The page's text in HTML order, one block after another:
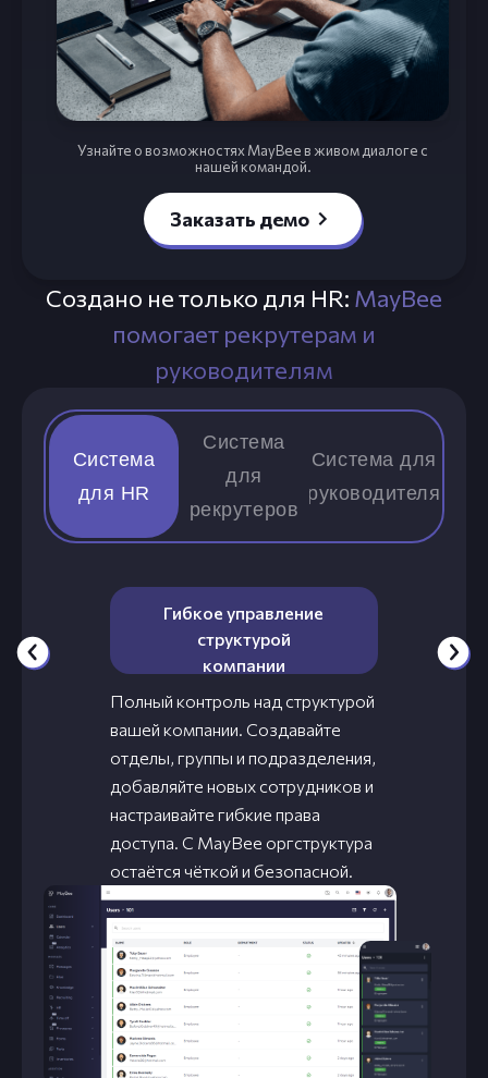
Узнайте о возможностях MayBee в живом диалоге с
нашей командой.
Заказать демо
Создано не только для HR: MayBee
помогает рекрутерам и
руководителям
Система
для HR
Система
для
рекрутеров
Система для
руководителя
Гибкое управление
структурой
компании
Полный контроль над структурой
вашей компании. Создавайте
отделы, группы и подразделения,
добавляйте новых сотрудников и
настраивайте гибкие права
доступа. С MayBee оргструктура
остаётся чёткой и безопасной.